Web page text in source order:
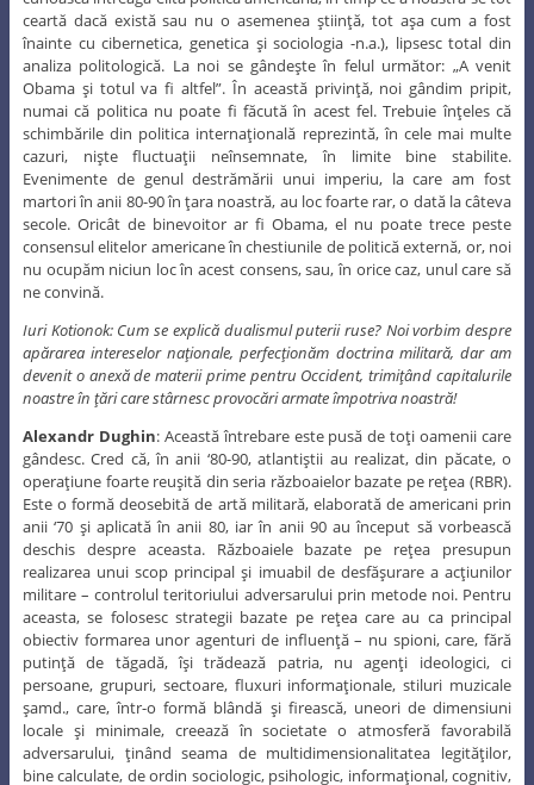
ceartă dacă există sau nu o asemenea ştiinţă, tot aşa cum a fost
înainte cu cibernetica, genetica şi sociologia -n.a.), lipsesc total din
analiza politologică. La noi se gândeşte în felul următor: „A venit
Obama şi totul va fi altfel”. În această privinţă, noi gândim pripit,
numai că politica nu poate fi făcută în acest fel. Trebuie înţeles că
schimbările din politica internaţională reprezintă, în cele mai multe
cazuri, nişte fluctuaţii neînsemnate, în limite bine stabilite.
Evenimente de genul destrămării unui imperiu, la care am fost
martori în anii 80-90 în ţara noastră, au loc foarte rar, o dată la câteva
secole. Oricât de binevoitor ar fi Obama, el nu poate trece peste
consensul elitelor americane în chestiunile de politică externă, or, noi
nu ocupăm niciun loc în acest consens, sau, în orice caz, unul care să
ne convină.
Iuri Kotionok: Cum se explică dualismul puterii ruse? Noi vorbim despre
apărarea intereselor naţionale, perfecţionăm doctrina militară, dar am
devenit o anexă de materii prime pentru Occident, trimiţând capitalurile
noastre în ţări care stârnesc provocări armate împotriva noastră!
Alexandr Dughin: Această întrebare este pusă de toţi oamenii care
gândesc. Cred că, în anii ‘80-90, atlantiştii au realizat, din păcate, o
operaţiune foarte reuşită din seria războaielor bazate pe reţea (RBR).
Este o formă deosebită de artă militară, elaborată de americani prin
anii ‘70 şi aplicată în anii 80, iar în anii 90 au început să vorbească
deschis despre aceasta. Războaiele bazate pe reţea presupun
realizarea unui scop principal şi imuabil de desfăşurare a acţiunilor
militare – controlul teritoriului adversarului prin metode noi. Pentru
aceasta, se folosesc strategii bazate pe reţea care au ca principal
obiectiv formarea unor agenturi de influenţă – nu spioni, care, fără
putinţă de tăgadă, îşi trădează patria, nu agenţi ideologici, ci
persoane, grupuri, sectoare, fluxuri informaţionale, stiluri muzicale
şamd., care, într-o formă blândă şi firească, uneori de dimensiuni
locale şi minimale, creează în societate o atmosferă favorabilă
adversarului, ţinând seama de multidimensionalitatea legităţilor,
bine calculate, de ordin sociologic, psihologic, informaţional, cognitiv,